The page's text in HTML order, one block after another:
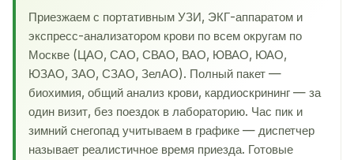
Приезжаем с портативным УЗИ, ЭКГ-аппаратом и
экспресс-анализатором крови по всем округам по
Москве (ЦАО, САО, СВАО, ВАО, ЮВАО, ЮАО,
ЮЗАО, ЗАО, СЗАО, ЗелАО). Полный пакет —
биохимия, общий анализ крови, кардиоскрининг — за
один визит, без поездок в лабораторию. Час пик и
зимний снегопад учитываем в графике — диспетчер
называет реалистичное время приезда. Готовые